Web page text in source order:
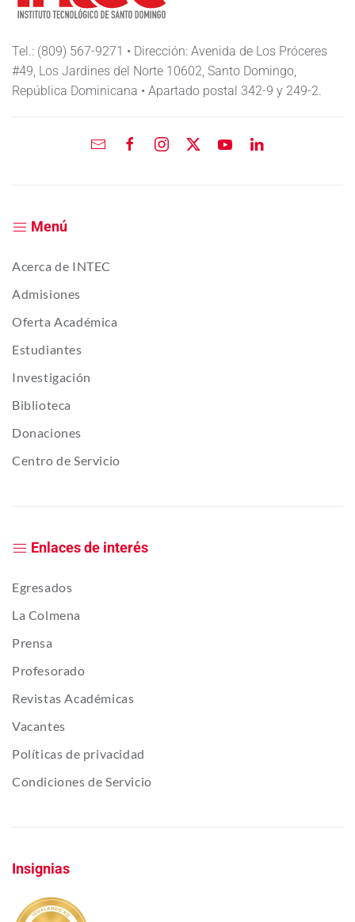
Tel.: (809) 567-9271 • Dirección: Avenida de Los Próceres
#49, Los Jardines del Norte 10602, Santo Domingo,
República Dominicana • Apartado postal 342-9 y 249-2.
Menú
Acerca de INTEC
Admisiones
Oferta Académica
Estudiantes
Investigación
Biblioteca
Donaciones
Centro de Servicio
Enlaces de interés
Egresados
La Colmena
Prensa
Profesorado
Revistas Académicas
Vacantes
Políticas de privacidad
Condiciones de Servicio
Insignias